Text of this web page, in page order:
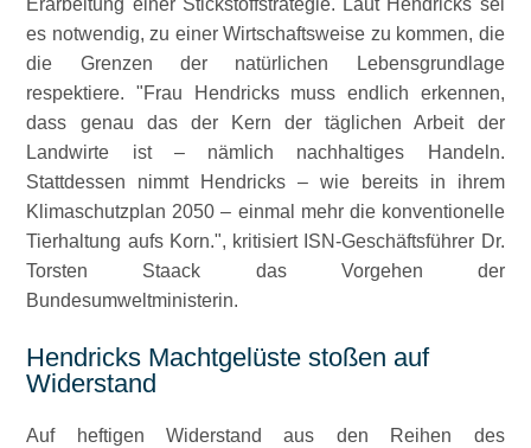
Erarbeitung einer Stickstoffstrategie. Laut Hendricks sei
es notwendig, zu einer Wirtschaftsweise zu kommen, die
die Grenzen der natürlichen Lebensgrundlage
respektiere. Frau Hendricks muss endlich erkennen,
dass genau das der Kern der täglichen Arbeit der
Landwirte ist – nämlich nachhaltiges Handeln.
Stattdessen nimmt Hendricks – wie bereits in ihrem
Klimaschutzplan 2050 – einmal mehr die konventionelle
Tierhaltung aufs Korn. , kritisiert ISN-Geschäftsführer Dr.
Torsten Staack das Vorgehen der
Bundesumweltministerin.
Hendricks Machtgelüste stoßen auf
Widerstand
Auf heftigen Widerstand aus den Reihen des